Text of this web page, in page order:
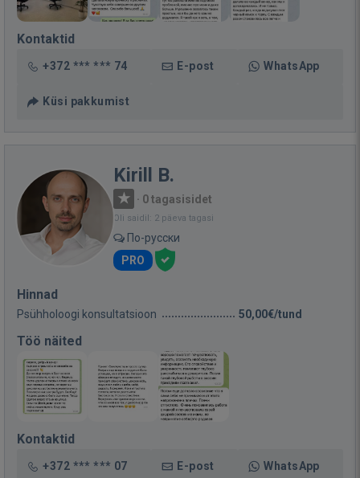
Kontaktid
+372 *** *** 74 E-post WhatsApp
Küsi pakkumist
Kirill B.
· 0 tagasisidet
Oli saidil: 2 päeva tagasi
По-русски
PRO
Hinnad
Psühholoogi konsultatsioon 50,00€/tund
Töö näited
Kontaktid
+372 *** *** 07 E-post WhatsApp